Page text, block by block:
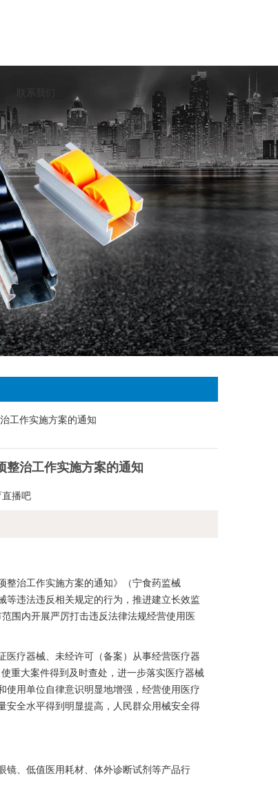
网站地图
整治工作实施方案的通知
直播吧
治工作实施方案的通知》（宁食药监械
等违法违反相关规定的行为，推进建立长效监
围内开展严厉打击违反法律法规经营使用医
疗器械、未经许可（备案）从事经营医疗器
重大案件得到及时查处，进一步落实医疗器械
使用单位自律意识明显地增强，经营使用医疗
安全水平得到明显提高，人民群众用械安全得
、低值医用耗材、体外诊断试剂等产品行